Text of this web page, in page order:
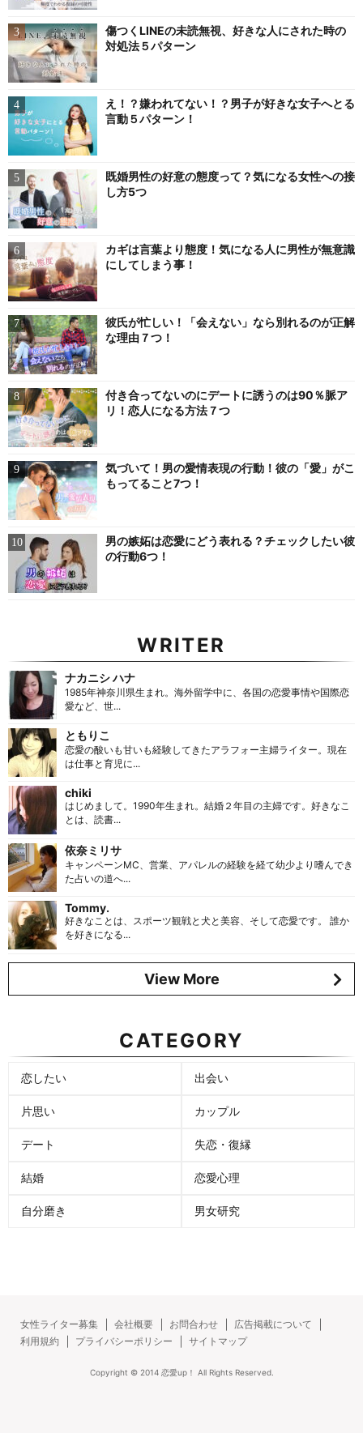
傷つくLINEの未読無視、好きな人にされた時の
対処法５パターン
え！？嫌われてない！？男子が好きな女子へとる
言動５パターン！
既婚男性の好意の態度って？気になる女性への接
し方5つ
カギは言葉より態度！気になる人に男性が無意識
にしてしまう事！
彼氏が忙しい！「会えない」なら別れるのが正解
な理由７つ！
付き合ってないのにデートに誘うのは90％脈ア
リ！恋人になる方法７つ
気づいて！男の愛情表現の行動！彼の「愛」がこ
もってること7つ！
男の嫉妬は恋愛にどう表れる？チェックしたい彼
の行動6つ！
WRITER
ナカニシ ハナ
1985年神奈川県生まれ。海外留学中に、各国の恋愛事情や国際恋
愛など、世...
ともりこ
恋愛の酸いも甘いも経験してきたアラフォー主婦ライター。現在
は仕事と育児に...
chiki
はじめまして。1990年生まれ。結婚２年目の主婦です。好きなこ
とは、読書...
依奈ミリサ
キャンペーンMC、営業、アパレルの経験を経て幼少より嗜んでき
た占いの道へ...
Tommy.
好きなことは、スポーツ観戦と犬と美容、そして恋愛です。 誰か
を好きになる...
View More
CATEGORY
恋したい 出会い
片思い カップル
デート 失恋・復縁
結婚 恋愛心理
自分磨き 男女研究
女性ライター募集 会社概要 お問合わせ
広告掲載について
利用規約
プライバシーポリシー サイトマップ
Copyright © 2014 恋愛up！ All Rights Reserved.